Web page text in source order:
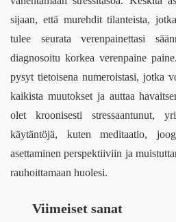
sijaan, että murehdit tilanteista,
tulee seurata verenpainettasi
diagnosoitu korkea verenpaine paine.
pysyt tietoisena numeroistasi, jotka
kaikista muutokset ja auttaa
olet kroonisesti stressaantunut,
käytäntöjä, kuten meditaatio,
asettaminen perspektiiviin ja
rauhoittamaan huolesi.
Viimeiset sanat